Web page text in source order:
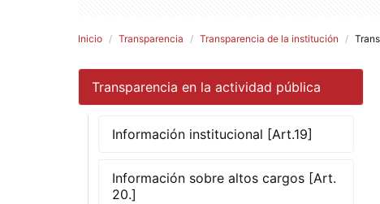
Inicio Transparencia Transparencia de la institución
Transparencia en la actividad pública
Información institucional [Art.19]
Información sobre altos cargos [Art.
20.]